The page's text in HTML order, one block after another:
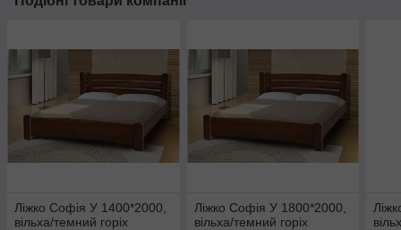
Ліжко Софія У 1400*2000,
вільха/темний горіх
Ліжко Софія У 1800*2000,
вільха/темний горіх